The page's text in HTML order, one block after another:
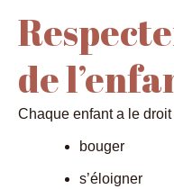
de
Chaque enfant a le droit
bouger
s’éloigner